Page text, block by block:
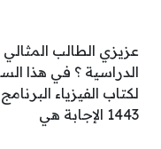
عزيزي الطالب
الدراسية ؟ في هذا
لكتاب الفيزياء
1443 الإجابة هي